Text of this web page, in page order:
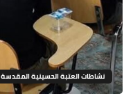
نشاطات العتبة الحسينية المقدسة